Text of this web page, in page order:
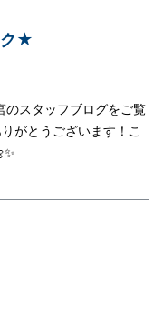
★
のスタッフブログをご覧
がとうございます！こ